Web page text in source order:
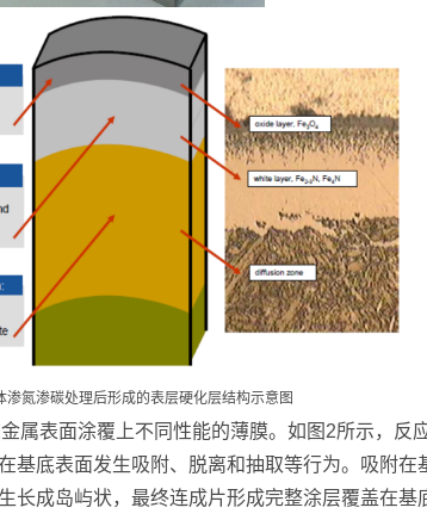
渗氮渗碳处理后形成的表层硬化层结构示意图
属表面涂覆上不同性能的薄膜。如图2所示，反
底表面发生吸附、脱离和抽取等行为。吸附
成岛屿状，最终连成片形成完整涂层覆盖在